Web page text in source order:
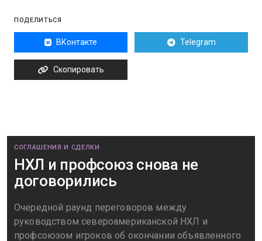
ПОДЕЛИТЬСЯ
ВКонтакте Telegram
Скопировать
СОГЛАШЕНИЯ И СДЕЛКИ
НХЛ и профсоюз снова не
договорились
Очередной раунд переговоров между
руководством североамериканской НХЛ и
профсоюзом игроков об окончании объявленного